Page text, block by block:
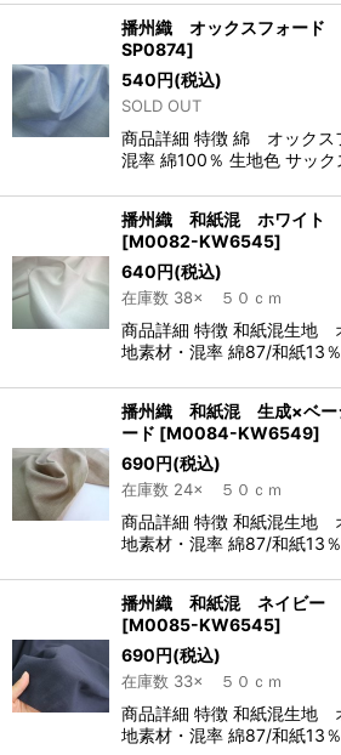
播州織 オックスフォード
SP0874]
540円(税込)
SOLD OUT
商品詳細 特徴 綿 オックス
混率 綿100％ 生地色 サッ
播州織 和紙混 ホワイト
[M0082-KW6545]
640円(税込)
在庫数 38× ５０ｃｍ
商品詳細 特徴 和紙混生地
地素材・混率 綿87/和紙13
播州織 和紙混 生成×ベー
ード [M0084-KW6549]
690円(税込)
在庫数 24× ５０ｃｍ
商品詳細 特徴 和紙混生地
地素材・混率 綿87/和紙13
播州織 和紙混 ネイビー
[M0085-KW6545]
690円(税込)
在庫数 33× ５０ｃｍ
商品詳細 特徴 和紙混生地
地素材・混率 綿87/和紙13